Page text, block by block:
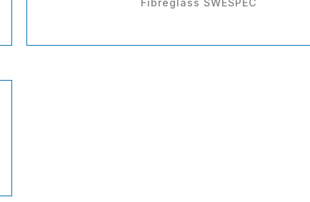
Fibreglass SWESPEC